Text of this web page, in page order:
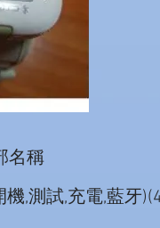
,測試,充電,藍牙
名稱